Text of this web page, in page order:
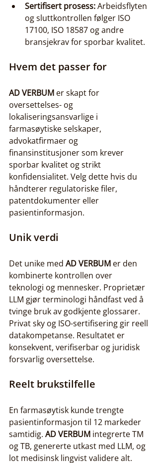
Sertifisert prosess: Arbeidsflyten
og sluttkontrollen følger ISO
17100, ISO 18587 og andre
bransjekrav for sporbar kvalitet.
Hvem det passer for
AD VERBUM er skapt for
oversettelses- og
lokaliseringsansvarlige i
farmasøytiske selskaper,
advokatfirmaer og
finansinstitusjoner som krever
sporbar kvalitet og strikt
konfidensialitet. Velg dette hvis du
håndterer regulatoriske filer,
patentdokumenter eller
pasientinformasjon.
Unik verdi
Det unike med AD VERBUM er den
kombinerte kontrollen over
teknologi og mennesker. Proprietær
LLM gjør terminologi håndfast ved å
tvinge bruk av godkjente glossarer.
Privat sky og ISO-sertifisering gir reell
datakompetanse. Resultatet er
konsekvent, verifiserbar og juridisk
forsvarlig oversettelse.
Reelt brukstilfelle
En farmasøytisk kunde trengte
pasientinformasjon til 12 markeder
samtidig. AD VERBUM integrerte TM
og TB, genererte utkast med LLM, og
lot medisinsk lingvist validere alt.